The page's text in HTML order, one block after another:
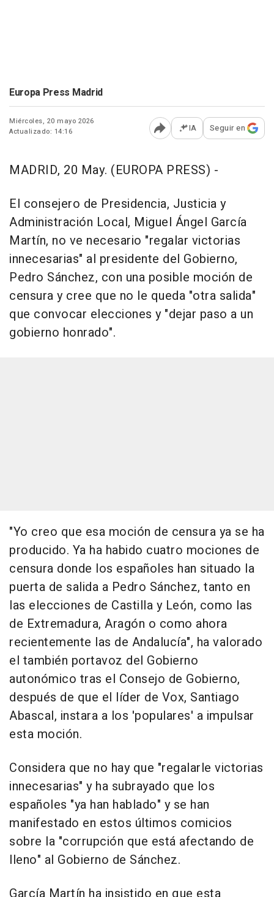
Europa Press Madrid
Miércoles, 20 mayo 2026
Actualizado: 14:16
Abrir opciones para
IA Seguir en
MADRID, 20 May. (EUROPA PRESS) -
El consejero de Presidencia, Justicia y
Administración Local, Miguel Ángel García
Martín, no ve necesario "regalar victorias
innecesarias" al presidente del Gobierno,
Pedro Sánchez, con una posible moción de
censura y cree que no le queda "otra salida"
que convocar elecciones y "dejar paso a un
gobierno honrado".
"Yo creo que esa moción de censura ya se ha
producido. Ya ha habido cuatro mociones de
censura donde los españoles han situado la
puerta de salida a Pedro Sánchez, tanto en
las elecciones de Castilla y León, como las
de Extremadura, Aragón o como ahora
recientemente las de Andalucía", ha valorado
el también portavoz del Gobierno
autonómico tras el Consejo de Gobierno,
después de que el líder de Vox, Santiago
Abascal, instara a los 'populares' a impulsar
esta moción.
Considera que no hay que "regalarle victorias
innecesarias" y ha subrayado que los
españoles "ya han hablado" y se han
manifestado en estos últimos comicios
sobre la "corrupción que está afectando de
lleno" al Gobierno de Sánchez.